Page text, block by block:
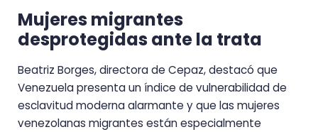
Mujeres migrantes
desprotegidas ante la trata
Beatriz Borges, directora de Cepaz, destacó que
Venezuela presenta un índice de vulnerabilidad de
esclavitud moderna alarmante y que las mujeres
venezolanas migrantes están especialmente